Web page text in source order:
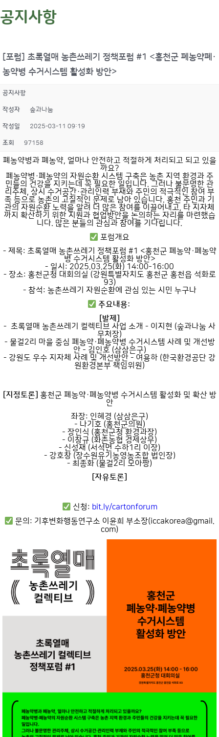
공지사항
[포럼] 초록열매 농촌쓰레기 정책포럼 #1 <홍천군 폐농약폐·
농약병 수거시스템 활성화 방안>
공지사항
작성자 숲과나눔
작성일 2025-03-11 09:19
조회 97158
폐농약병과 폐농약, 얼마나 안전하고 적절하게 처리되고 되고 있을
까요?
폐농약병·폐농약의 자원순환 시스템 구축은 농촌 지역 환경과 주
민들의 건강을 지키는데 꼭 필요한 일입니다. 그러나 불문명한 관
리주체, 상시 수거공간·관리인력 부재와 주민의 적극적인 참여 부
족 등으로 농촌의 고질적인 문제로 남아 있습니다. 홍천 주민과 기
관의 자원순환 노력을 알려 더 많은 참여를 이끌어내고, 타 지자체
까지 확산하기 위한 지원과 협업방안을 논의하는 자리를 마련했습
니다. 많은 분들의 관심과 참여를 기다립니다.
포럼개요
- 제목: 초록열매 농촌쓰레기 정책포럼 #1 <홍천군 폐농약·폐농약
병 수거시스템 활성화 방안>
- 일시: 2025.03.25(화) 14:00-16:00
- 장소: 홍천군청 대회의실 (강원특별자치도 홍천군 홍천읍 석화로
93)
- 참석: 농촌쓰레기 자원순환에 관심 있는 시민 누구나
주요내용:
[발제]
- 초록열매 농촌쓰레기 컬렉티브 사업 소개 - 이지현 (숲과나눔 사
무처장)
- 물걸2리 마을 중심 폐농약·폐농약병 수거시스템 사례 및 개선방
안 - 김인호 (삼삼은구)
- 강원도 우수 지자체 사례 및 개선방안 - 여용하 (한국환경공단 강
원환경본부 책임위원)
[지정토론] 홍천군 폐농약·폐농약병 수거시스템 활성화 및 확산 방
안
좌장: 인혜경 (삼삼은구)
- 나기호 (홍천군의원)
- 장인식 (홍천군청 환경과장)
- 이창규 (화촌농협 경제상무)
- 신성재 (서석면 수하1리 이장)
- 강호창 (장수원유기농영농조합 법인장)
- 최종화 (물걸2리 모아짱)
[자유토론]
신청: bit.ly/cartonforum
문의: 기후변화행동연구소 이윤희 부소장(iccakorea@gmail.
com)